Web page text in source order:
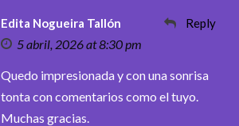
Edita Nogueira Tallón
5 abril, 2026 at 8:30 pm
Reply
Quedo impresionada y con una sonrisa
tonta con comentarios como el tuyo.
Muchas gracias.